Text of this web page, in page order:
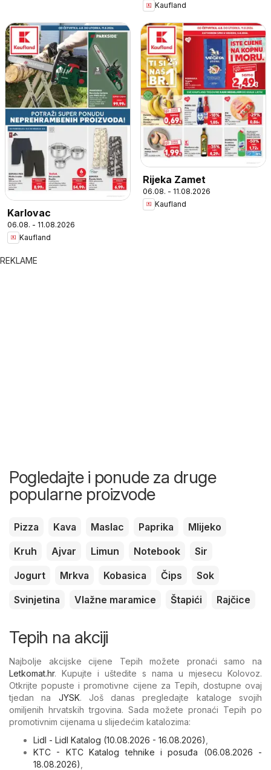
Kaufland
Karlovac
06.08. - 11.08.2026
Kaufland
Rijeka Zamet
06.08. - 11.08.2026
Kaufland
REKLAME
Pogledajte i ponude za druge
popularne proizvode
Pizza Kava Maslac Paprika
Mlijeko
Kruh
Ajvar Limun Notebook
Sir
Jogurt
Mrkva Kobasica Čips
Sok
Svinjetina
Vlažne maramice Štapići Rajčice
Tepih na akciji
Najbolje akcijske cijene Tepih možete pronaći samo na
Letkomat.hr. Kupujte i uštedite s nama u mjesecu Kolovoz.
Otkrijte popuste i promotivne cijene za Tepih, dostupne ovaj
tjedan na JYSK. Još danas pregledajte kataloge svojih
omiljenih hrvatskih trgovina. Sada možete pronaći Tepih po
promotivnim cijenama u slijedećim katalozima:
Lidl - Lidl Katalog (10.08.2026 - 16.08.2026)
KTC - KTC Katalog tehnike i posuđa (06.08.2026 -
18.08.2026)